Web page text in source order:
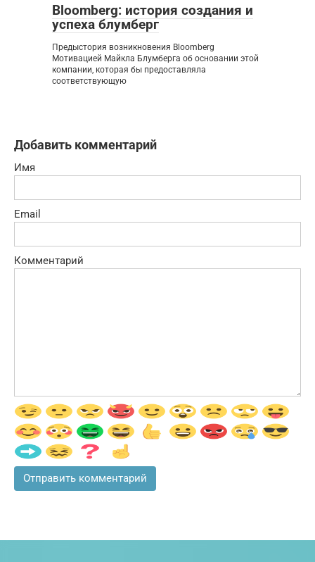
Bloomberg: история создания и
успеха блумберг
Предыстория возникновения Bloomberg
Мотивацией Майкла Блумберга об основании этой
компании, которая бы предоставляла
соответствующую
Добавить комментарий
Имя
Email
Комментарий